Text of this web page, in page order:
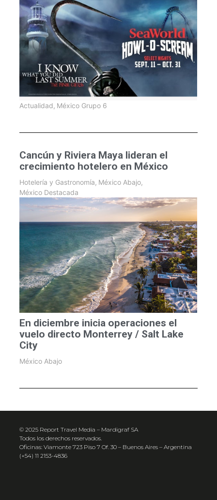
Actualidad, México Grupo 6
Cancún y Riviera Maya lideran el
crecimiento hotelero en México
Hotelería y Gastronomía, México Abajo,
México Destacada
En diciembre inicia operaciones el
vuelo directo Monterrey / Salt Lake
City
México Abajo
© 2025 Report Travel Media – Mardigraf SA
Todos los derechos reservados.
Oficinas: Viamonte 723 Piso 7 Of. 30 – Buenos Aires – Argentina
(+54) 11 2153-4836